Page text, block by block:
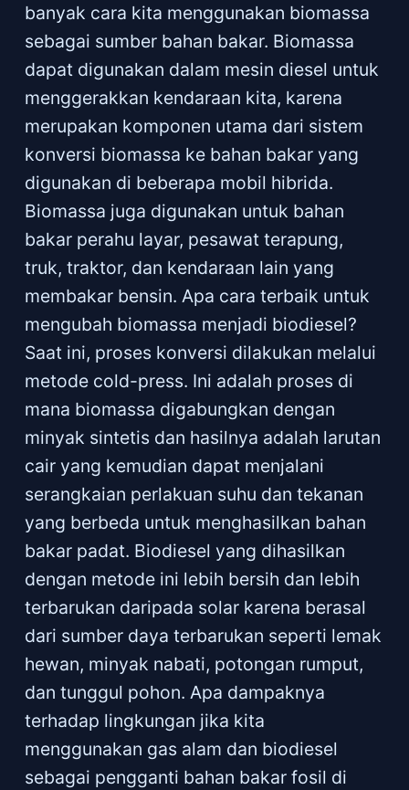
banyak cara kita menggunakan biomassa
sebagai sumber bahan bakar. Biomassa
dapat digunakan dalam mesin diesel untuk
menggerakkan kendaraan kita, karena
merupakan komponen utama dari sistem
konversi biomassa ke bahan bakar yang
digunakan di beberapa mobil hibrida.
Biomassa juga digunakan untuk bahan
bakar perahu layar, pesawat terapung,
truk, traktor, dan kendaraan lain yang
membakar bensin. Apa cara terbaik untuk
mengubah biomassa menjadi biodiesel?
Saat ini, proses konversi dilakukan melalui
metode cold-press. Ini adalah proses di
mana biomassa digabungkan dengan
minyak sintetis dan hasilnya adalah larutan
cair yang kemudian dapat menjalani
serangkaian perlakuan suhu dan tekanan
yang berbeda untuk menghasilkan bahan
bakar padat. Biodiesel yang dihasilkan
dengan metode ini lebih bersih dan lebih
terbarukan daripada solar karena berasal
dari sumber daya terbarukan seperti lemak
hewan, minyak nabati, potongan rumput,
dan tunggul pohon. Apa dampaknya
terhadap lingkungan jika kita
menggunakan gas alam dan biodiesel
sebagai pengganti bahan bakar fosil di